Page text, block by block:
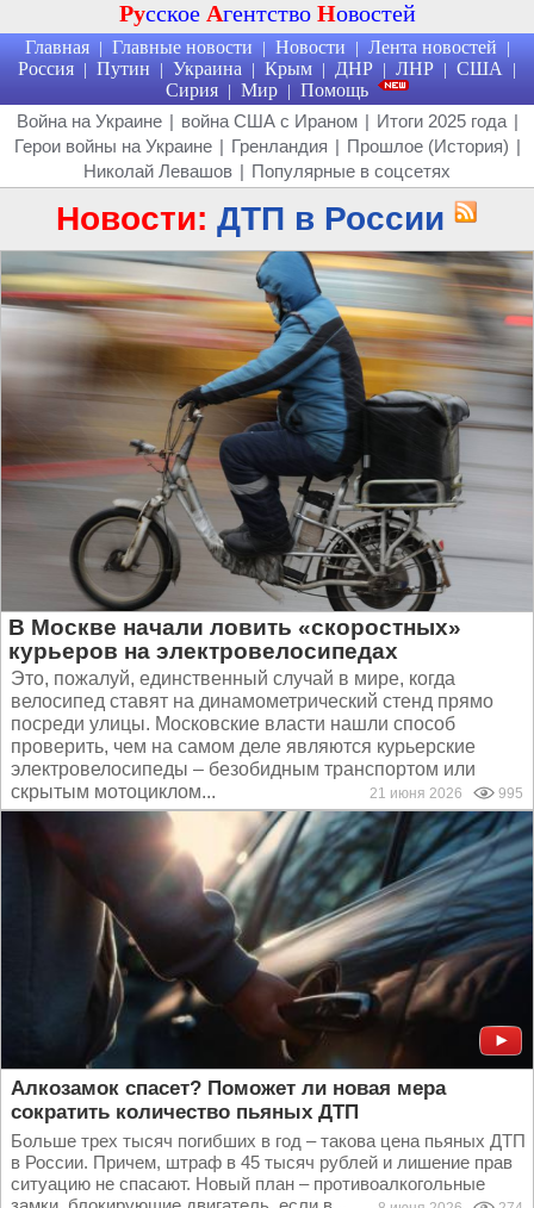
Русское Агентство Новостей
Главная | Главные новости | Новости | Лента новостей |
Россия | Путин | Украина | Крым | ДНР | ЛНР | США |
Сирия | Мир | Помощь
Война на Украине | война США с Ираном | Итоги 2025 года |
Герои войны на Украине | Гренландия | Прошлое (История) |
Николай Левашов | Популярные в соцсетях
Новости: ДТП в России
В Москве начали ловить «скоростных»
курьеров на электровелосипедах
Это, пожалуй, единственный случай в мире, когда
велосипед ставят на динамометрический стенд прямо
посреди улицы. Московские власти нашли способ
проверить, чем на самом деле являются курьерские
электровелосипеды – безобидным транспортом или
скрытым мотоциклом...
21 июня 2026 995
Алкозамок спасет? Поможет ли новая мера
сократить количество пьяных ДТП
Больше трех тысяч погибших в год – такова цена пьяных ДТП
в России. Причем, штраф в 45 тысяч рублей и лишение прав
ситуацию не спасают. Новый план – противоалкогольные